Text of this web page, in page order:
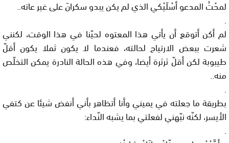
لمحْتُالمدعوأسْلَيْكيالذيلميكنيبدوسكرانَعلىغيرعاته..
.
لم أكن أتوقع أن يأتي هذا المعتوه لحيّنا في هذا الوقت، لكنني
شعرت ببعض الارتياح لحالته، فعندما لا يكون ثملا يكون أقلّ
طيبوبةلكنأقلّثرثرةأيضا، وفي هذهالحالةالنادرة يمكنالتخلّص
منه..
.
بطريقةماجعلتهفييمينيوأنا أتظاهر بأنيأنفضشيئاعنكتفي
الأيسر،لكنّهنبّهنيلفعلتيبمايشبهالنّداء:
.